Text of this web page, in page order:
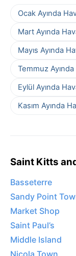
Ocak Ayında
Mart Ayında
Mayıs Ayında
Temmuz
Eylül Ayında
Kasım Ayında
Saint Kitts
Basseterre
Sandy Point
Market Shop
Saint Paul’s
Middle Island